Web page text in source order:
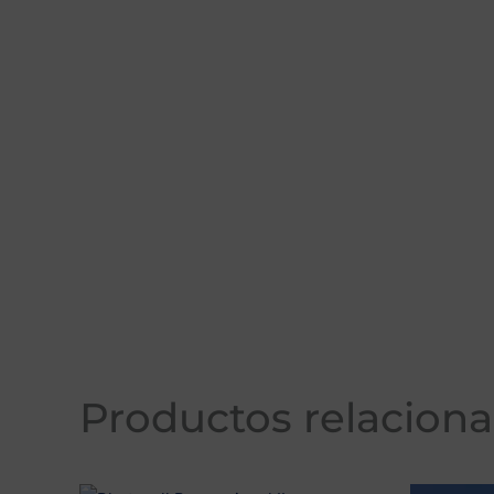
Productos